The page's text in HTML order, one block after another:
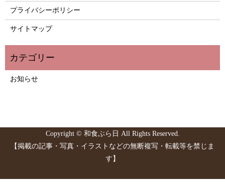
プライバシーポリシー
サイトマップ
お知らせ
Copyright © 和食ぶら日 All Rights Reserved.
【掲載の記事・写真・イラストなどの無断複写・転載等を禁じま
す】